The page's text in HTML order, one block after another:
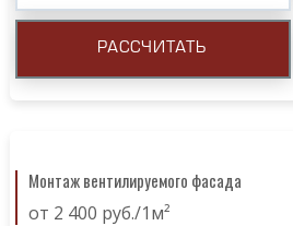
РАССЧИТАТЬ
Монтаж вентилируемого фасада
от 2 400 руб./1м²